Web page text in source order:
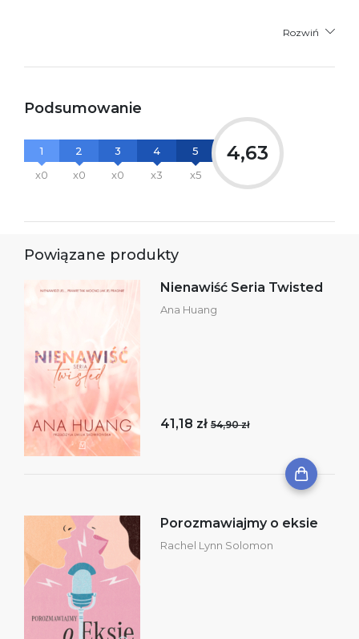
Rozwiń
Podsumowanie
1
x0
2
x0
3
x0
4
x3
5
x5
4,63
Powiązane produkty
Nienawiść Seria Twisted
Ana Huang
41,18 zł 54,90 zł
Porozmawiajmy o eksie
Rachel Lynn Solomon